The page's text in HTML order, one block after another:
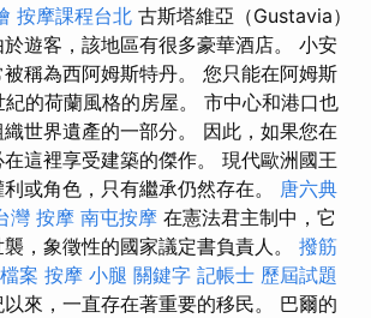
按摩課程台北 古斯塔維亞（Gustavia）
遊客，該地區有很多豪華酒店。 小安
稱為西阿姆斯特丹。 您只能在阿姆斯
紀的荷蘭風格的房屋。 市中心和港口也
世界遺產的一部分。 因此，如果您在
這裡享受建築的傑作。 現代歐洲國王
或角色，只有繼承仍然存在。 唐六典
灣 按摩 南屯按摩 在憲法君主制中，它
，象徵性的國家議定書負責人。 撥筋
案 按摩 小腿 關鍵字 記帳士 歷屆試題
來，一直存在著重要的移民。 巴爾的